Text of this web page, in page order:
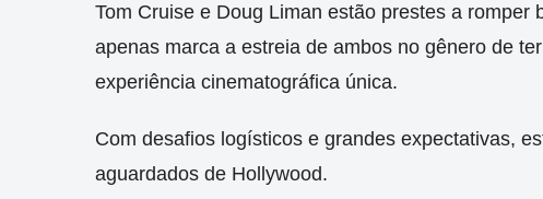
Tom Cruise e Doug Liman estão prestes a romper
apenas marca a estreia de ambos no gênero de
experiência cinematográfica única.
Com desafios logísticos e grandes expectativas,
aguardados de Hollywood.